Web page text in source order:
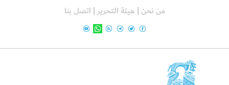
من نحن | هيئة التحرير | اتصل بنا